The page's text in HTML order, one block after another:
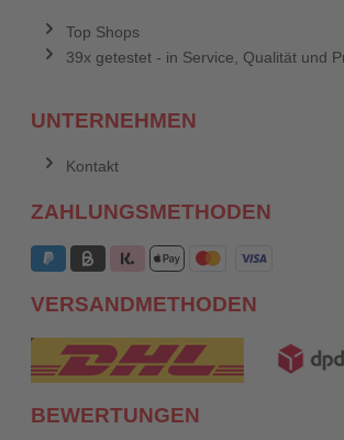
Top Shops
39x getestet - in Service, Qualität und
UNTERNEHMEN
Kontakt
ZAHLUNGSMETHODEN
VERSANDMETHODEN
BEWERTUNGEN